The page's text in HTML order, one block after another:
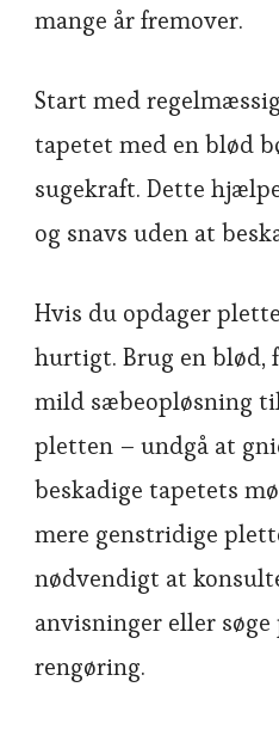
mange år fremover.
Start med
tapetet med en blød
sugekraft. Dette
og snavs uden at
Hvis du opdager
hurtigt. Brug en blød,
mild sæbeopløsning
pletten – undgå at
beskadige tapetets
mere genstridige
nødvendigt at
anvisninger eller
rengøring.